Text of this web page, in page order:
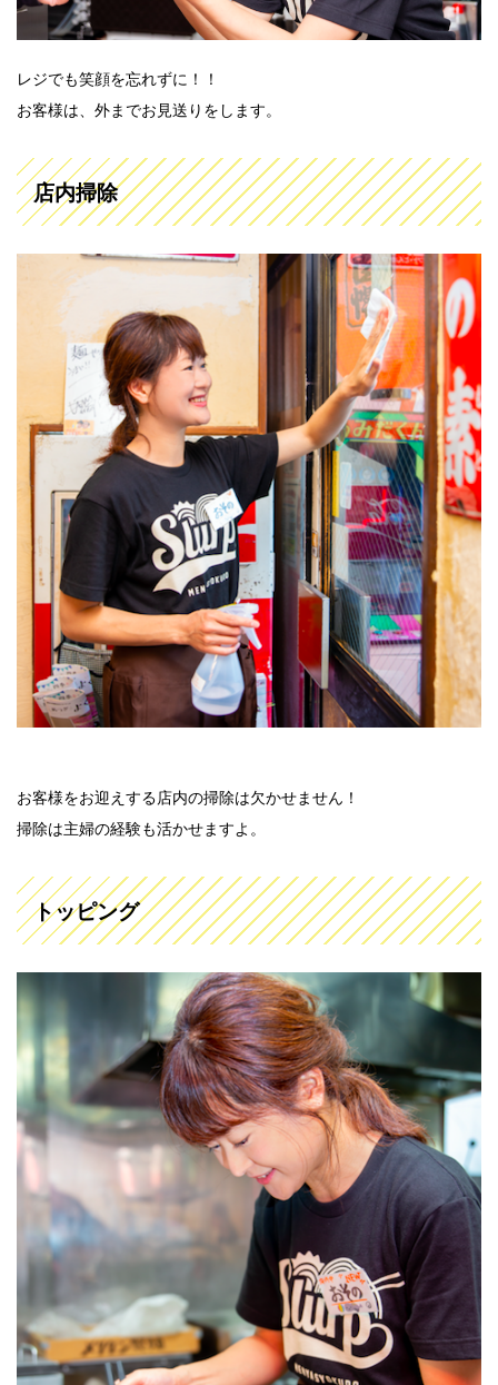
レジでも笑顔を忘れずに！！
お客様は、外までお見送りをします。
店内掃除
お客様をお迎えする店内の掃除は欠かせません！
掃除は主婦の経験も活かせますよ。
トッピング